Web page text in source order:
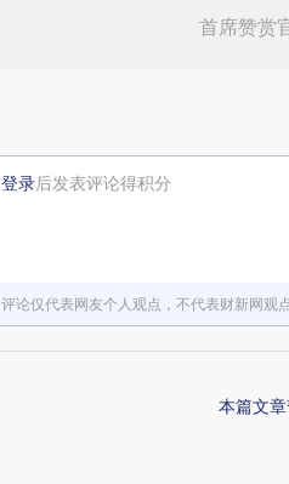
首席赞赏
登录后发表评论得积分
评论仅代表网友个人观点，不代表财新网观
本篇文